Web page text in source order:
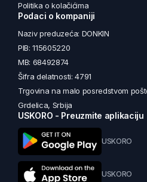
Politika o kolačićima
Podaci o kompaniji
Naziv preduzeća: DONKIN
PIB: 115605220
MB: 68492874
Šifra delatnosti: 4791
Trgovina na malo posredstvom
Grdelica, Srbija
USKORO - Preuzmite aplikaciju
USKORO
USKORO